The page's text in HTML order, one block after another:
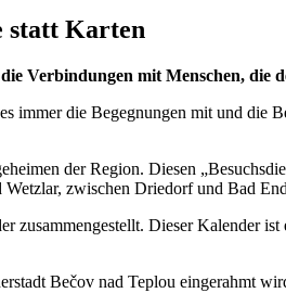
statt Karten
Verbindungen mit Menschen, die
immer die Begegnungen mit und die
der Region. Diesen
zwischen Driedorf und Bad
Dieser Kalender
Bečov nad Teplou eingerahmt